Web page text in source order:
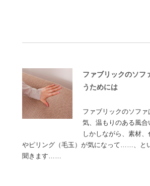
ファブリックのソフ
うためには
ファブリックのソファ
気、温もりのある風合
しかしながら、素材
やピリング（毛玉）が気になって……、と
聞きます……